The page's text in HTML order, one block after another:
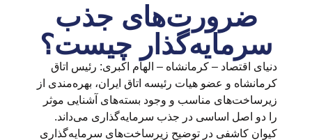
ضرورت‌های جذب
سرمایه‌گذار چیست؟
دنیای اقتصاد – کرمانشاه – الهام اکبری: رئیس اتاق
کرمانشاه و عضو هیات رئیسه اتاق ایران، بهره‌مندی از
زیرساخت‌های مناسب و وجود بسته‌های آشنایی موثر
را دو اصل اساسی در جذب سرمایه‌گذاری می‌داند.
کیوان کاشفی در توضیح زیرساخت‌های سرمایه‌گذاری